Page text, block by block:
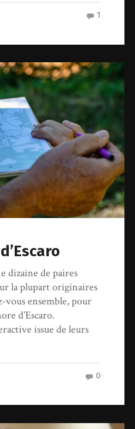
1
dizaine de paires
la plupart originaires
vous ensemble, pour
d’Escaro.
issue de leurs
0